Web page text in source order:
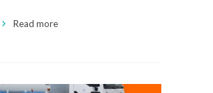
Read more